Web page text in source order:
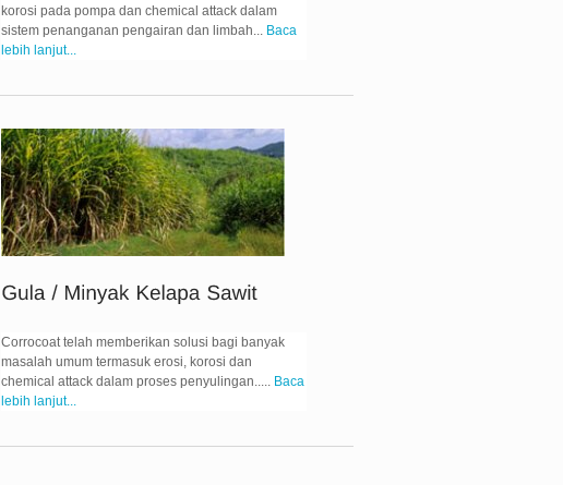
korosi pada pompa dan chemical attack dalam
sistem penanganan pengairan dan limbah... Baca
lebih lanjut...
Corrocoat telah memberikan solusi bagi banyak
masalah umum termasuk erosi, korosi dan
chemical attack dalam proses penyulingan..... Baca
lebih lanjut...